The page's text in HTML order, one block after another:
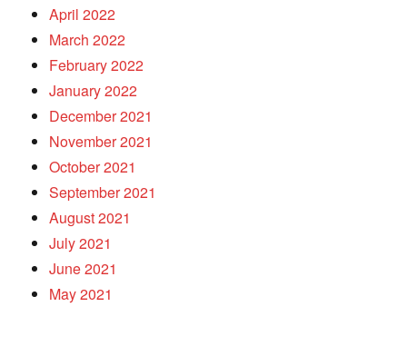
April 2022
March 2022
February 2022
January 2022
December 2021
November 2021
October 2021
September 2021
August 2021
July 2021
June 2021
May 2021